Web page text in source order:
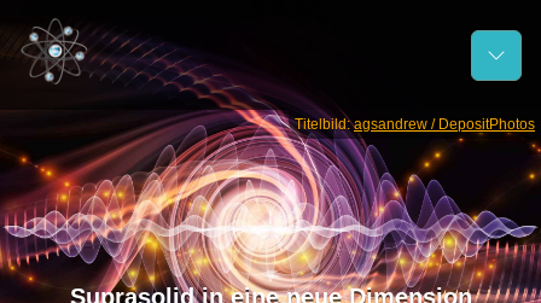
Titelbild:agsandrew / DepositPhotos
Suprasolid in eine neue Dimension